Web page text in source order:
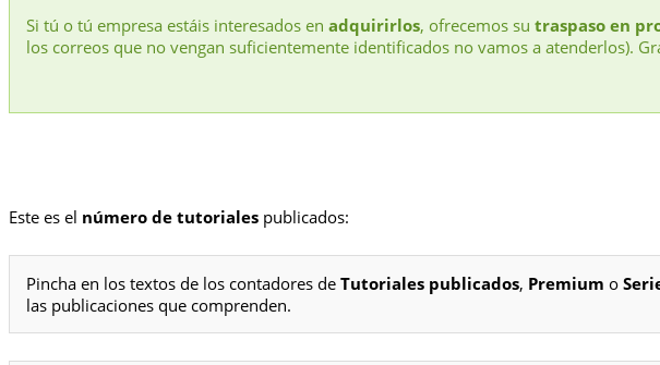
Si tú o tú empresa estáis interesados en adquirirlos, ofrecemos su traspaso en
los correos que no vengan suficientemente identificados no vamos a atenderlos).
Este es el número de tutoriales publicados:
Pincha en los textos de los contadores de Tutoriales publicados, Premium o
las publicaciones que comprenden.